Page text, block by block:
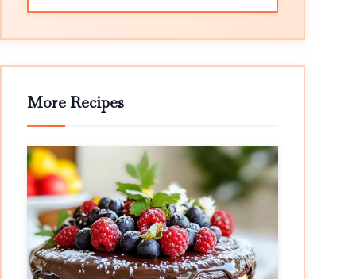
More Recipes